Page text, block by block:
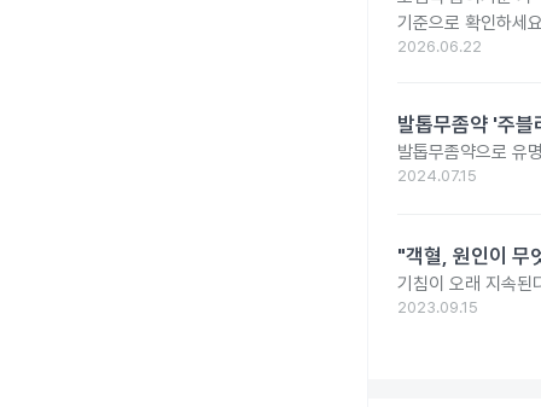
기준으로 확인하세
2026.06.22
발톱무좀약 '주
발톱무좀약으로 유
2024.07.15
"객혈, 원인이 무
기침이 오래 지속된
2023.09.15